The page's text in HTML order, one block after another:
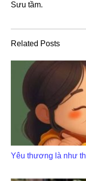
Sưu tầm.
Related Posts
Yêu thương là như